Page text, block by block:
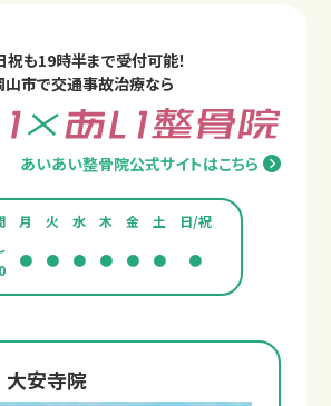
祝も19時半まで受付可能！
山市で交通事故治療なら
あいあい整骨院公式サイトはこちら
月 火 水 木 金 土
日/祝
● ● ● ● ● ● ●
大安寺院